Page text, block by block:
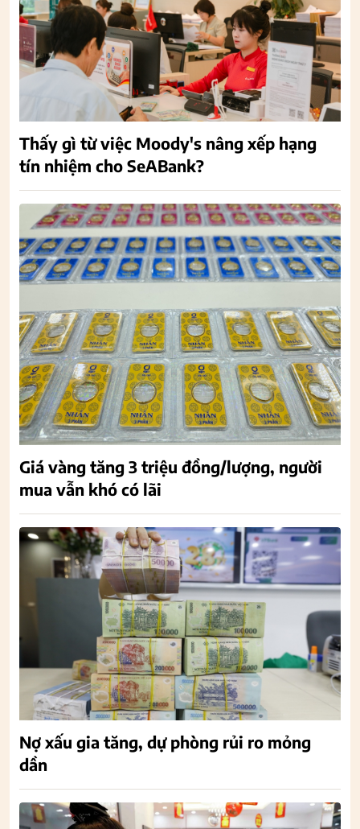
Thấy gì từ việc Moody's nâng xếp hạng
tín nhiệm cho SeABank?
Giá vàng tăng 3 triệu đồng/lượng, người
mua vẫn khó có lãi
Nợ xấu gia tăng, dự phòng rủi ro mỏng
dần